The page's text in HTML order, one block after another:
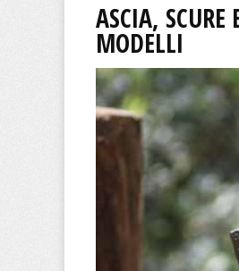
ASCIA,
MODELLI